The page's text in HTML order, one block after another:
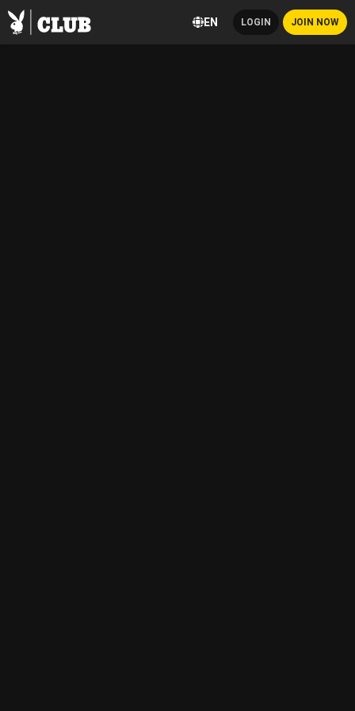
EN LOGIN JOIN NOW